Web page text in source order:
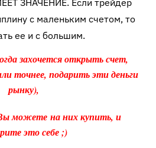
с маленьким счетом, то
ее и с большим.
захочется открыть счет,
точнее, подарить эти деньги
рынку),
можете на них купить, и
это себе ;)